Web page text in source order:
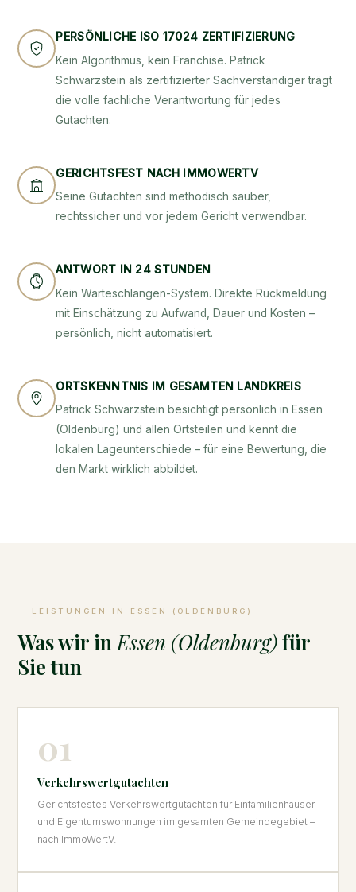
PERSÖNLICHE ISO 17024 ZERTIFIZIERUNG
Kein Algorithmus, kein Franchise. Patrick
Schwarzstein als zertifizierter Sachverständiger trägt
die volle fachliche Verantwortung für jedes
Gutachten.
GERICHTSFEST NACH IMMOWERTV
Seine Gutachten sind methodisch sauber,
rechtssicher und vor jedem Gericht verwendbar.
ANTWORT IN 24 STUNDEN
Kein Warteschlangen-System. Direkte Rückmeldung
mit Einschätzung zu Aufwand, Dauer und Kosten –
persönlich, nicht automatisiert.
ORTSKENNTNIS IM GESAMTEN LANDKREIS
Patrick Schwarzstein besichtigt persönlich in Essen
(Oldenburg) und allen Ortsteilen und kennt die
lokalen Lageunterschiede – für eine Bewertung, die
den Markt wirklich abbildet.
LEISTUNGEN IN ESSEN (OLDENBURG)
Was wir in Essen (Oldenburg)für
Sie tun
01
Verkehrswertgutachten
Gerichtsfestes Verkehrswertgutachten für Einfamilienhäuser
und Eigentumswohnungen im gesamten Gemeindegebiet –
nach ImmoWertV.